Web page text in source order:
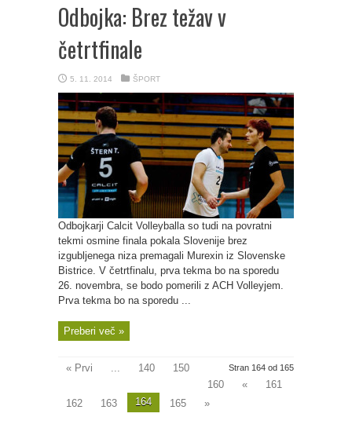
Odbojka: Brez težav v
četrtfinale
5. 11. 2014 ŠPORT
Odbojkarji Calcit Volleyballa so tudi na povratni
tekmi osmine finala pokala Slovenije brez
izgubljenega niza premagali Murexin iz Slovenske
Bistrice. V četrtfinalu, prva tekma bo na sporedu
26. novembra, se bodo pomerili z ACH Volleyjem.
Prva tekma bo na sporedu ...
Preberi več »
Stran 164 od 165
« Prvi ... 140
150
160
«
161
162
163 164 165 »